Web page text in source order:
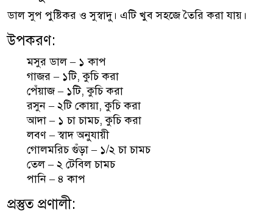
ডাল সুপ পুষ্টিকর ও সুস্বাদু। এটি খুব সহজে তৈরি করা যায়।
উপকরণ:
মসুর ডাল – ১ কাপ
গাজর – ১টি, কুচি করা
পেঁয়াজ – ১টি, কুচি করা
রসুন – ২টি কোয়া, কুচি করা
আদা – ১ চা চামচ, কুচি করা
লবণ – স্বাদ অনুযায়ী
গোলমরিচ গুঁড়া – ১/২ চা চামচ
তেল – ২ টেবিল চামচ
পানি – ৪ কাপ
প্রস্তুত প্রণালী: